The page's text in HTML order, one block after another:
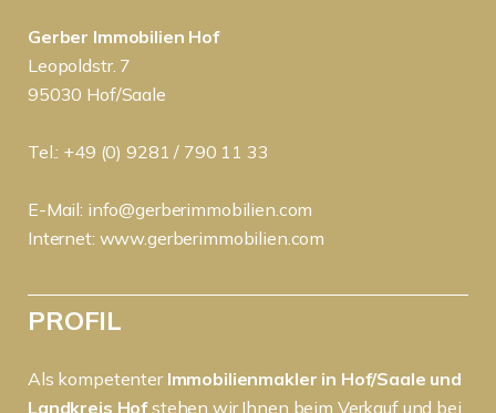
Gerber Immobilien Hof
Leopoldstr. 7
95030 Hof/Saale
Tel.: +49 (0) 9281 / 790 11 33
E-Mail: info@gerberimmobilien.com
Internet: www.gerberimmobilien.com
PROFIL
Als kompetenter Immobilienmakler in Hof/Saale und
Landkreis Hofstehen wir Ihnen beim Verkauf und bei